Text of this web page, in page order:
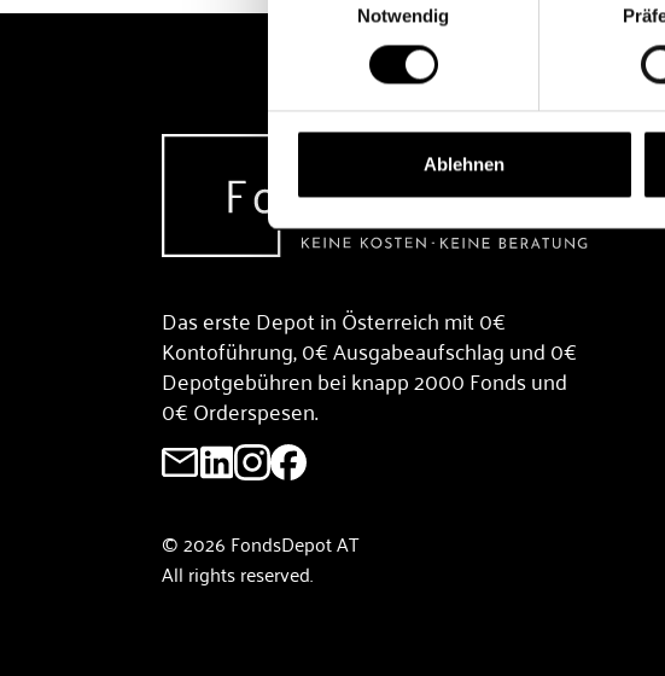
Notwendig
Ablehnen
Das erste Depot in Österreich mit 0€
Kontoführung, 0€ Ausgabeaufschlag und 0€
Depotgebühren bei knapp 2000 Fonds und
0€ Orderspesen.
© 2026 FondsDepot AT
All rights reserved.